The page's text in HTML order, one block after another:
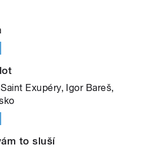
Exupéry, Igor Bareš,
to sluší